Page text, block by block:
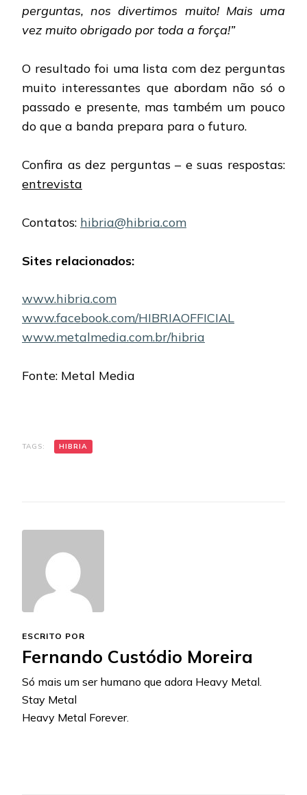
perguntas, nos divertimos muito! Mais uma
vez muito obrigado por toda a força!”
O resultado foi uma lista com dez perguntas
muito interessantes que abordam não só o
passado e presente, mas também um pouco
do que a banda prepara para o futuro.
Confira as dez perguntas – e suas respostas:
entrevista
Contatos: hibria@hibria.com
Sites relacionados:
www.hibria.com
www.facebook.com/HIBRIAOFFICIAL
www.metalmedia.com.br/hibria
Fonte: Metal Media
TAGS: HIBRIA
ESCRITO POR
Fernando Custódio Moreira
Só mais um ser humano que adora Heavy Metal.
Stay Metal
Heavy Metal Forever.